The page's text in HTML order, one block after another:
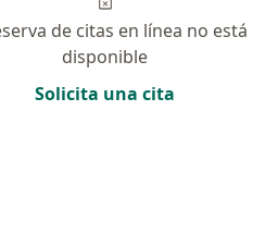
de citas en línea no está
disponible
Solicita una cita